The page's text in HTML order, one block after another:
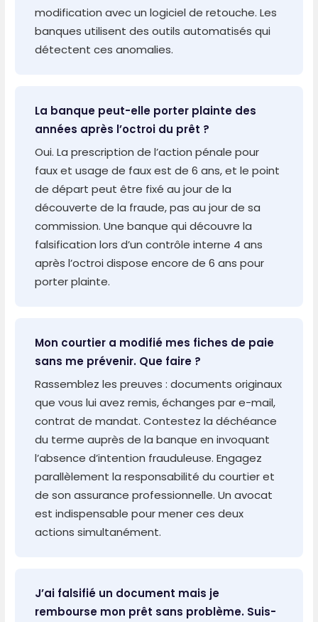
modification avec un logiciel de retouche. Les
banques utilisent des outils automatisés qui
détectent ces anomalies.
La banque peut-elle porter plainte des
années après l’octroi du prêt ?
Oui. La prescription de l’action pénale pour
faux et usage de faux est de 6 ans, et le point
de départ peut être fixé au jour de la
découverte de la fraude, pas au jour de sa
commission. Une banque qui découvre la
falsification lors d’un contrôle interne 4 ans
après l’octroi dispose encore de 6 ans pour
porter plainte.
Mon courtier a modifié mes fiches de paie
sans me prévenir. Que faire ?
Rassemblez les preuves : documents originaux
que vous lui avez remis, échanges par e-mail,
contrat de mandat. Contestez la déchéance
du terme auprès de la banque en invoquant
l’absence d’intention frauduleuse. Engagez
parallèlement la responsabilité du courtier et
de son assurance professionnelle. Un avocat
est indispensable pour mener ces deux
actions simultanément.
J’ai falsifié un document mais je
rembourse mon prêt sans problème. Suis-